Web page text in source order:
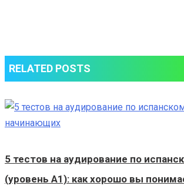
RELATED POSTS
5 тестов на аудирование по
(уровень А1): как хорошо вы